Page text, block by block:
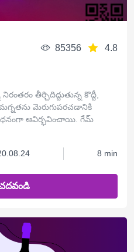
85356 4.8
తీర్చిదిద్దుతున్న కొద్దీ,
మెరుగుపరచడానికి
ఆవిర్భవించాయి. గేమ్
8 min